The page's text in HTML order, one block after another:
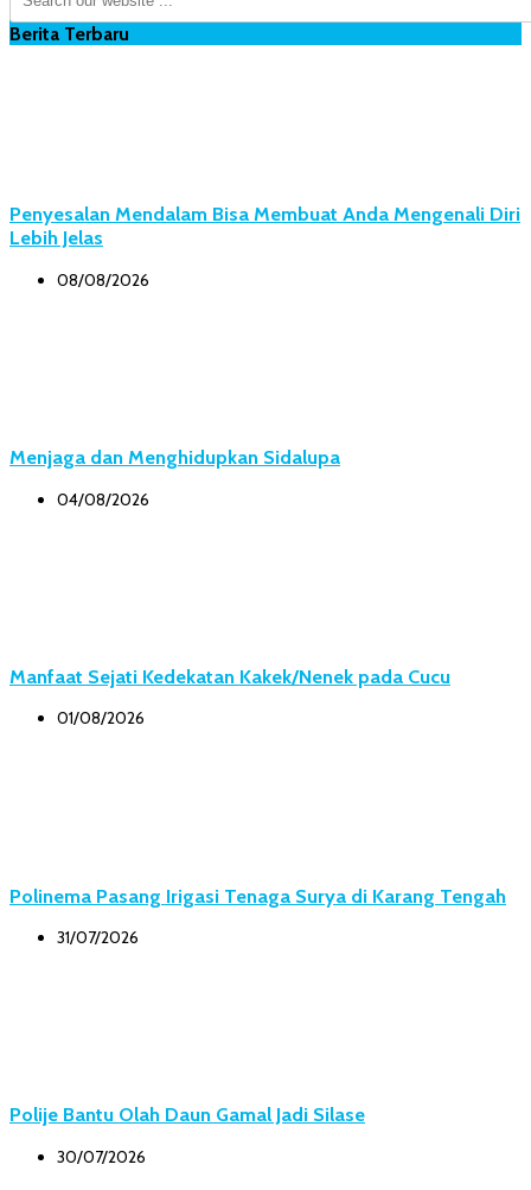
Berita Terbaru
Penyesalan Mendalam Bisa Membuat Anda Mengenali Diri
Lebih Jelas
08/08/2026
Menjaga dan Menghidupkan Sidalupa
04/08/2026
Manfaat Sejati Kedekatan Kakek/Nenek pada Cucu
01/08/2026
Polinema Pasang Irigasi Tenaga Surya di Karang Tengah
31/07/2026
Polije Bantu Olah Daun Gamal Jadi Silase
30/07/2026